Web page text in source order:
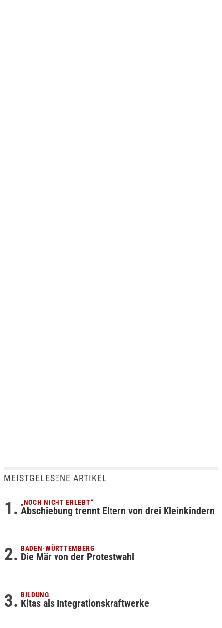
MEISTGELESENE ARTIKEL
„NOCH NICHT ERLEBT“
Abschiebung trennt Eltern von drei Kleinkindern
BADEN-WÜRTTEMBERG
Die Mär von der Protestwahl
BILDUNG
Kitas als Integrationskraftwerke